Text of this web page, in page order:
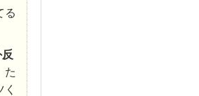
る
た